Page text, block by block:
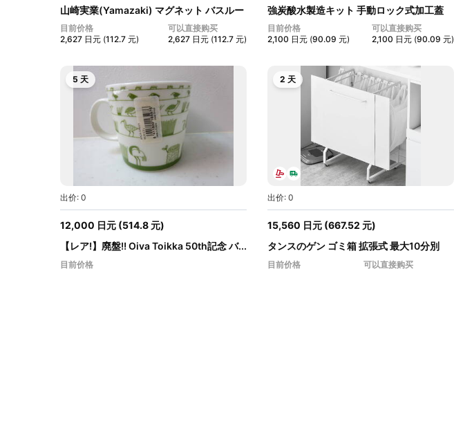
山崎実業(Yamazaki) マグネット バスルー
ム...
目前价格
2,627 日元 (112.7 元)
可以直接购买
2,627 日元 (112.7 元)
強炭酸水製造キット 手動ロック式加工蓋
3...
目前价格
2,100 日元 (90.09 元)
可以直接购买
2,100 日元 (90.09 元)
5 天
出价: 0
12,000 日元 (514.8 元)
【レア!】廃盤!! Oiva Toikka 50th記念 バ...
目前价格
2 天
出价: 0
15,560 日元 (667.52 元)
タンスのゲン ゴミ箱 拡張式 最大10分別
ダ...
目前价格
可以直接购买